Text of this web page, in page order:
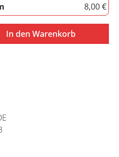
8,00 €
13cm
den gewünschten
In den Warenkorb